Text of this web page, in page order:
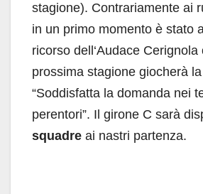
stagione). Contrariamente ai
in un primo momento è stato
ricorso dell‘Audace Cerignola
prossima stagione giocherà la
“Soddisfatta la domanda nei
perentori”. Il girone C sarà
squadre ai nastri partenza.